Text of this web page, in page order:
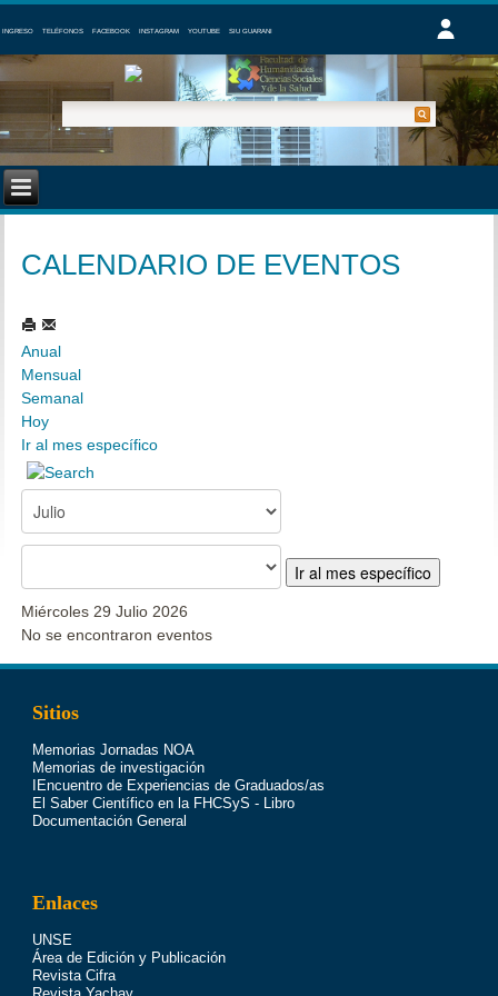
INGRESO TELÉFONOS FACEBOOK INSTAGRAM YOUTUBE SIU GUARANI
CALENDARIO DE EVENTOS
Anual
Mensual
Semanal
Hoy
Ir al mes específico
Ir al mes específico
Miércoles 29 Julio 2026
No se encontraron eventos
Sitios
Memorias Jornadas NOA
Memorias de investigación
IEncuentro de Experiencias de Graduados/as
El Saber Científico en la FHCSyS - Libro
Documentación General
Enlaces
UNSE
Área de Edición y Publicación
Revista Cifra